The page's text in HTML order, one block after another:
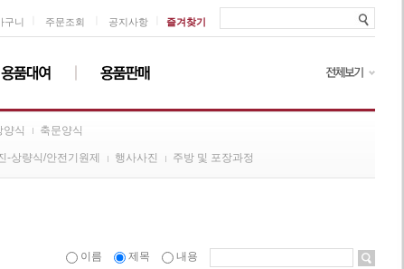
즐겨찾기
구니 주문조회 공지사항
양식 축문양식
-상량식/안전기원제 행사사진 주방 및 포장과정
이름 제목 내용